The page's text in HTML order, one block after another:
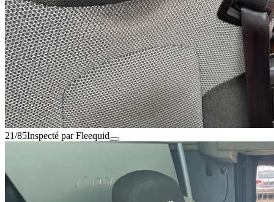
21/85Inspecté par Fleequid